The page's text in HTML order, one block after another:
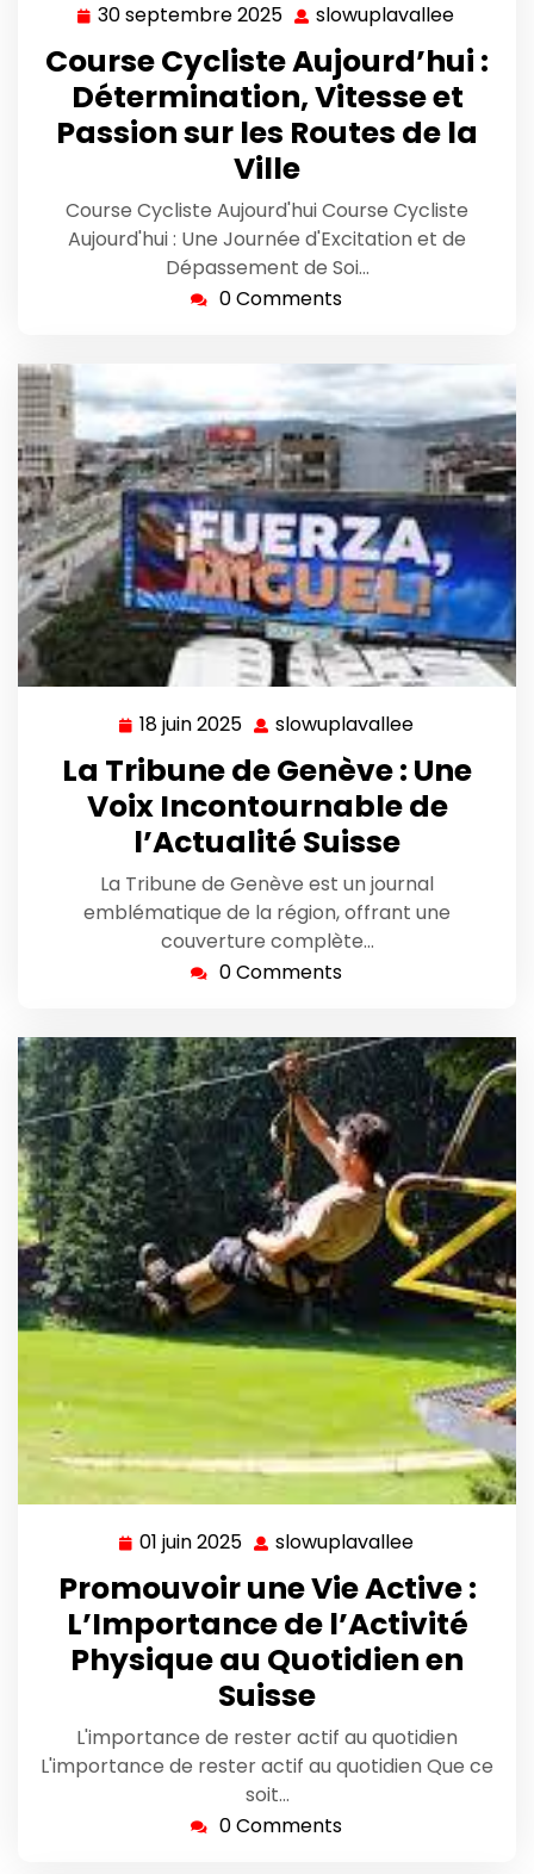
30 septembre 2025 30
septembre
2025
slowuplavallee
Course Cycliste Aujourd’hui :
Détermination, Vitesse et
Passion sur les Routes de la
Ville
Course Cycliste Aujourd'hui Course Cycliste
Aujourd'hui : Une Journée d'Excitation et de
Dépassement de Soi…
0 Comments
18 juin 2025 18
juin
2025
slowuplavallee
La Tribune de Genève : Une
Voix Incontournable de
l’Actualité Suisse
La Tribune de Genève est un journal
emblématique de la région, offrant une
couverture complète…
0 Comments
01 juin 2025 01
2025
slowuplavallee
Promouvoir une Vie Active :
L’Importance de l’Activité
Physique au Quotidien en
Suisse
L'importance de rester actif au quotidien
L'importance de rester actif au quotidien Que ce
soit…
0 Comments